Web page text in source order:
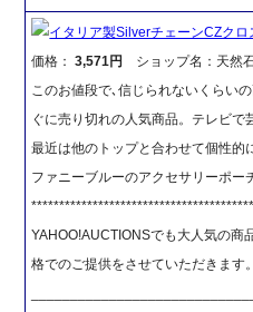
イタリア製SilverチェーンCZクロ
価格：3,571円
ショップ名：天然
このお値段で､信じられないくらい
ぐに売り切れの人気商品。テレビで
最近は他のトップと合わせて個性的
ファニーブルーのアクセサリーポー
YAHOO!AUCTIONSでも大人気の
格でのご提供をさせていただきます。